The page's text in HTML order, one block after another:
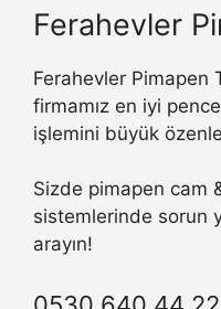
Ferahevler
Ferahevler Pimapen
firmamız en iyi
işlemini büyük
Sizde pimapen cam
sistemlerinde sorun
arayın!